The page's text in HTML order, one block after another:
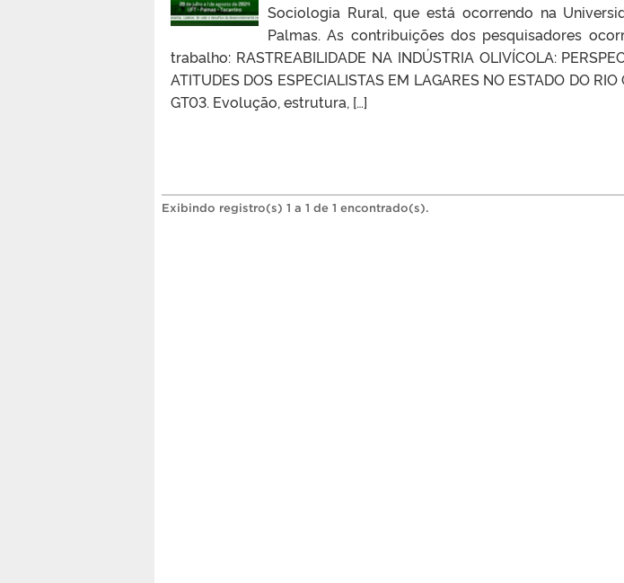
Sociologia Rural, que está ocorrendo na
Palmas. As contribuições dos pesquisadores
trabalho: RASTREABILIDADE NA INDÚSTRIA OLIVÍCOLA:
ATITUDES DOS ESPECIALISTAS EM LAGARES NO ESTADO DO
GT03. Evolução, estrutura, […]
Exibindo registro(s) 1 a 1 de 1 encontrado(s).